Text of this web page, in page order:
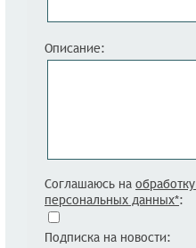
Описание:
Соглашаюсь на обработку
персональных данных*:
Подписка на новости: